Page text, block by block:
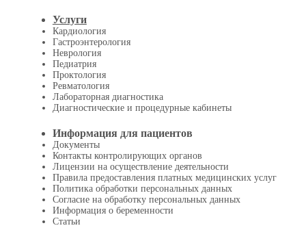
Услуги
Кардиология
Гастроэнтерология
Неврология
Педиатрия
Проктология
Ревматология
Лабораторная диагностика
Диагностические и процедурные кабинеты
Информация для пациентов
Документы
Контакты контролирующих органов
Лицензии на осуществление деятельности
Правила предоставления платных медицинских услуг
Политика обработки персональных данных
Согласие на обработку персональных данных
Информация о беременности
Статьи